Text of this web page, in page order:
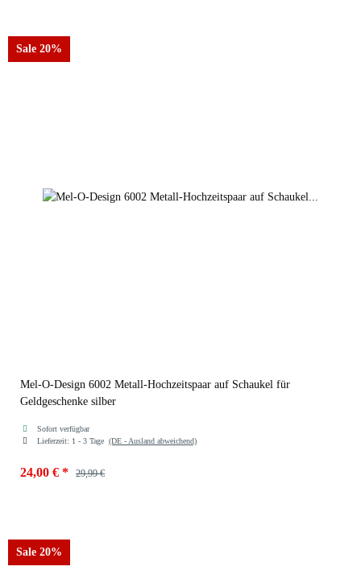
Sale 20%
Mel-O-Design 6002 Metall-Hochzeitspaar auf Schaukel für
Geldgeschenke silber
Sofort verfügbar
Lieferzeit: 1 - 3 Tage (DE - Ausland abweichend)
24,00 € * 29,99 €
Sale 20%